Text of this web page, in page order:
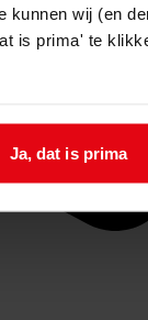
kunnen wij (en
is prima' te
Ja, dat is prima